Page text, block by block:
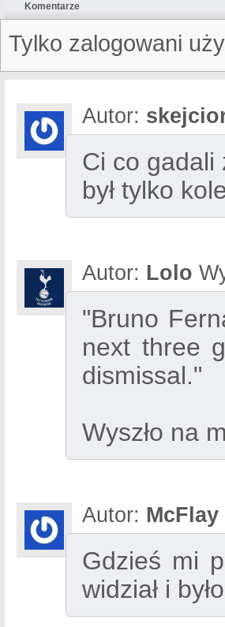
Komentarze
Tylko zalogowani
Autor:
Ci co gadali
był tylko
Autor: Lolo
"Bruno
next three
dismissal."
Wyszło na
Autor: McFlay
Gdzieś mi
widział i